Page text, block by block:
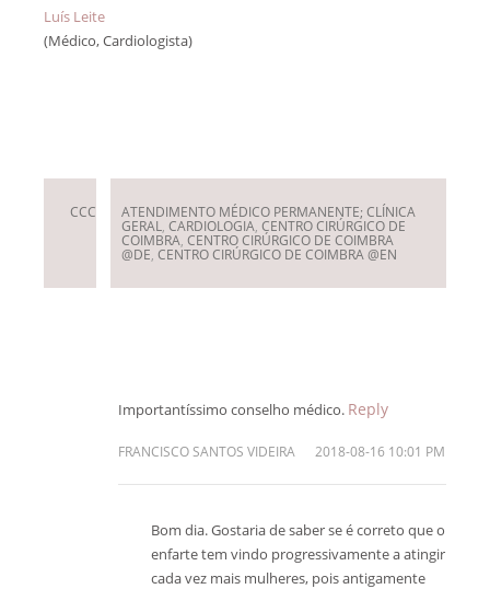
Luís Leite
(Médico, Cardiologista)
CCC ATENDIMENTO MÉDICO PERMANENTE; CLÍNICA
GERAL, CARDIOLOGIA, CENTRO CIRÚRGICO DE
COIMBRA, CENTRO CIRÚRGICO DE COIMBRA
@DE, CENTRO CIRÚRGICO DE COIMBRA @EN
Importantíssimo conselho médico. Reply
FRANCISCO SANTOS VIDEIRA 2018-08-16 10:01 PM
Bom dia.Gostaria de saber se é correto que o
enfarte tem vindo progressivamente a atingir
cada vez mais mulheres, pois antigamente